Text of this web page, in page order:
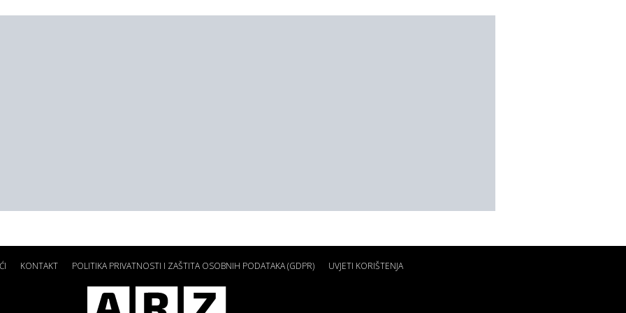
KONTAKT POLITIKA PRIVATNOSTI I ZAŠTITA OSOBNIH PODATAKA (GDPR) UVJETI KORIŠTENJA